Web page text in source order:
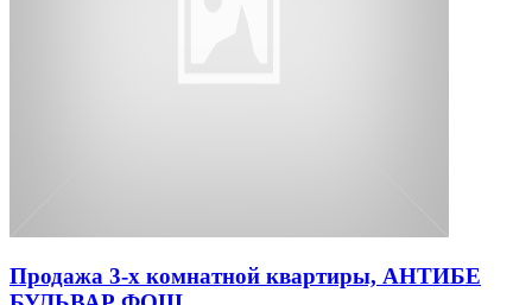
Продажа 3-х комнатной квартиры, АНТИБЕ